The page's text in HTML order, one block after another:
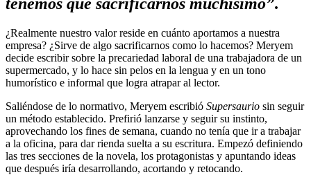
tenemos que sacrificarnos muchísimo”.
¿Realmente nuestro valor reside en cuánto aportamos a nuestra
empresa? ¿Sirve de algo sacrificarnos como lo hacemos? Meryem
decide escribir sobre la precariedad laboral de una trabajadora de un
supermercado, y lo hace sin pelos en la lengua y en un tono
humorístico e informal que logra atrapar al lector.
Saliéndose de lo normativo, Meryem escribió Supersaurio sin seguir
un método establecido. Prefirió lanzarse y seguir su instinto,
aprovechando los fines de semana, cuando no tenía que ir a trabajar
a la oficina, para dar rienda suelta a su escritura. Empezó definiendo
las tres secciones de la novela, los protagonistas y apuntando ideas
que después iría desarrollando, acortando y retocando.